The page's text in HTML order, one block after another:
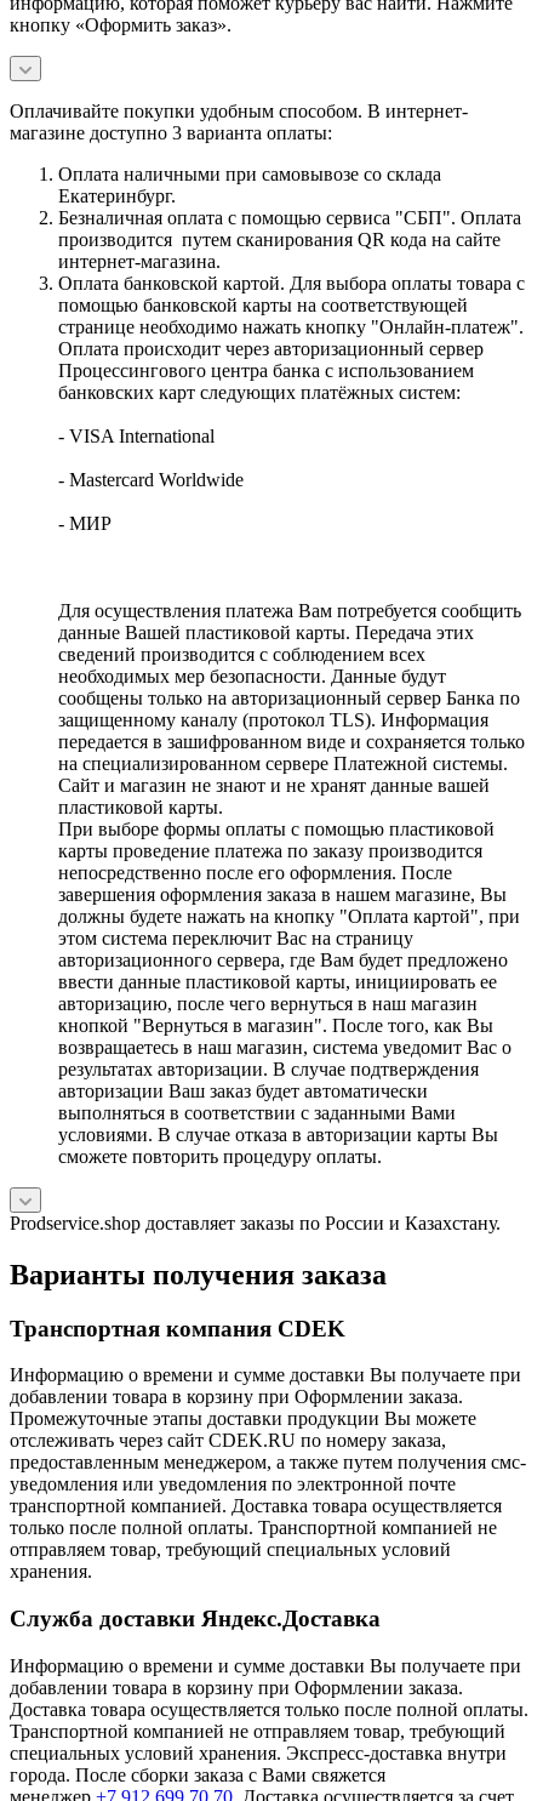
кнопку «Оформить заказ».
Оплачивайте покупки удобным способом. В интернет-
магазине доступно 3 варианта оплаты:
Оплата наличными при самовывозе со склада
Екатеринбург.
Безналичная оплата с помощью сервиса "СБП". Оплата
производится путем сканирования QR кода на сайте
интернет-магазина.
Оплата банковской картой. Для выбора оплаты товара с
помощью банковской карты на соответствующей
странице необходимо нажать кнопку "Онлайн-платеж".
Оплата происходит через авторизационный сервер
Процессингового центра банка с использованием
банковских карт следующих платёжных систем:
- VISA International
- Mastercard Worldwide
- МИР
Для осуществления платежа Вам потребуется сообщить
данные Вашей пластиковой карты. Передача этих
сведений производится с соблюдением всех
необходимых мер безопасности. Данные будут
сообщены только на авторизационный сервер Банка по
защищенному каналу (протокол TLS). Информация
передается в зашифрованном виде и сохраняется только
на специализированном сервере Платежной системы.
Сайт и магазин не знают и не хранят данные вашей
пластиковой карты.
При выборе формы оплаты с помощью пластиковой
карты проведение платежа по заказу производится
непосредственно после его оформления. После
завершения оформления заказа в нашем магазине, Вы
должны будете нажать на кнопку "Оплата картой", при
этом система переключит Вас на страницу
авторизационного сервера, где Вам будет предложено
ввести данные пластиковой карты, инициировать ее
авторизацию, после чего вернуться в наш магазин
кнопкой "Вернуться в магазин". После того, как Вы
возвращаетесь в наш магазин, система уведомит Вас о
результатах авторизации. В случае подтверждения
авторизации Ваш заказ будет автоматически
выполняться в соответствии с заданными Вами
условиями. В случае отказа в авторизации карты Вы
сможете повторить процедуру оплаты.
Prodservice.shop доставляет заказы по России и Казахстану.
Варианты получения заказа
Транспортная компания CDEK
Информацию о времени и сумме доставки Вы получаете при
добавлении товара в корзину при Оформлении заказа.
Промежуточные этапы доставки продукции Вы можете
отслеживать через сайт CDEK.RU по номеру заказа,
предоставленным менеджером, а также путем получения смс-
уведомления или уведомления по электронной почте
транспортной компанией. Доставка товара осуществляется
только после полной оплаты. Транспортной компанией не
отправляем товар, требующий специальных условий
хранения.
Служба доставки Яндекс.Доставка
Информацию о времени и сумме доставки Вы получаете при
добавлении товара в корзину при Оформлении заказа.
Доставка товара осуществляется только после полной оплаты.
Транспортной компанией не отправляем товар, требующий
специальных условий хранения. Экспресс-доставка внутри
города. После сборки заказа с Вами свяжется
менеджер +7 912 699 70 70 . Доставка осуществляется за счет